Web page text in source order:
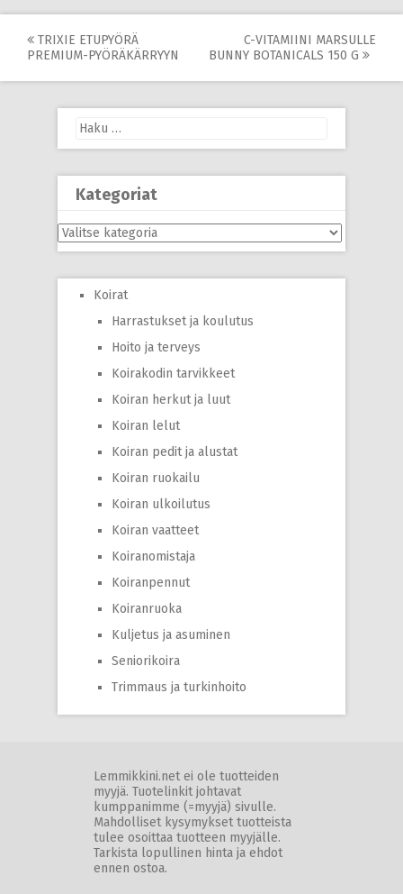
Post
TRIXIE ETUPYÖRÄ
PREMIUM-PYÖRÄKÄRRYYN
C-VITAMIINI MARSULLE
BUNNY BOTANICALS 150 G
Haku:
Kategoriat
Kategoriat
Koirat
Harrastukset ja koulutus
Hoito ja terveys
Koirakodin tarvikkeet
Koiran herkut ja luut
Koiran lelut
Koiran pedit ja alustat
Koiran ruokailu
Koiran ulkoilutus
Koiran vaatteet
Koiranomistaja
Koiranpennut
Koiranruoka
Kuljetus ja asuminen
Seniorikoira
Trimmaus ja turkinhoito
Lemmikkini.net ei ole tuotteiden
myyjä. Tuotelinkit johtavat
kumppanimme (=myyjä) sivulle.
Mahdolliset kysymykset tuotteista
tulee osoittaa tuotteen myyjälle.
Tarkista lopullinen hinta ja ehdot
ennen ostoa.